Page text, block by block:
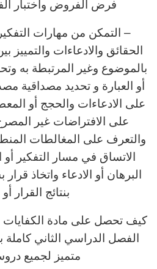
فرض الفروض واختبار
– التمكن من مهارات التفكير
الحقائق والادعاءات والتمييز
بالموضوع وغير المرتبطة به
أو العبارة و تحديد مصداقية
على الادعاءات والحجج أو
على الافتراضات غير
والتعرف على المغالطات
الاتساق في مسار التفكير أو
البرهان أو الادعاء واتخاذ
بنتائج القرار
كيف تحصل على مادة الكفايات
الفصل الدراسي الثاني
متميز لجميع